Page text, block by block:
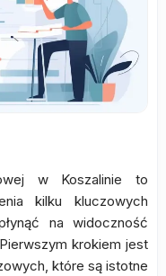
w Koszalinie to
kilku kluczowych
na widoczność
krokiem jest
które są istotne